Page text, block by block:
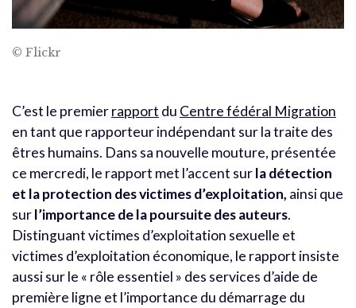
© Flickr
C’est le premierrapport du Centre fédéral Migration
en tant que rapporteur indépendant sur la traite des
êtres humains. Dans sa nouvelle mouture, présentée
ce mercredi, le rapport met l’accent surla détection
et la protection des victimes d’exploitation, ainsi que
surl’importance de la poursuite des auteurs.
Distinguant victimes d’exploitation sexuelle et
victimes d’exploitation économique, le rapport insiste
aussi sur le « rôle essentiel » des services d’aide de
première ligne et l’importance du démarrage du